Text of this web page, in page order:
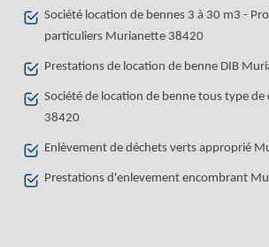
Société location de bennes 3 à 30 m3 -
particuliers Murianette 38420
Prestations de location de benne DIB
Société de location de benne tous type
38420
Enlèvement de déchets verts approprié
Prestations d'enlevement encombrant